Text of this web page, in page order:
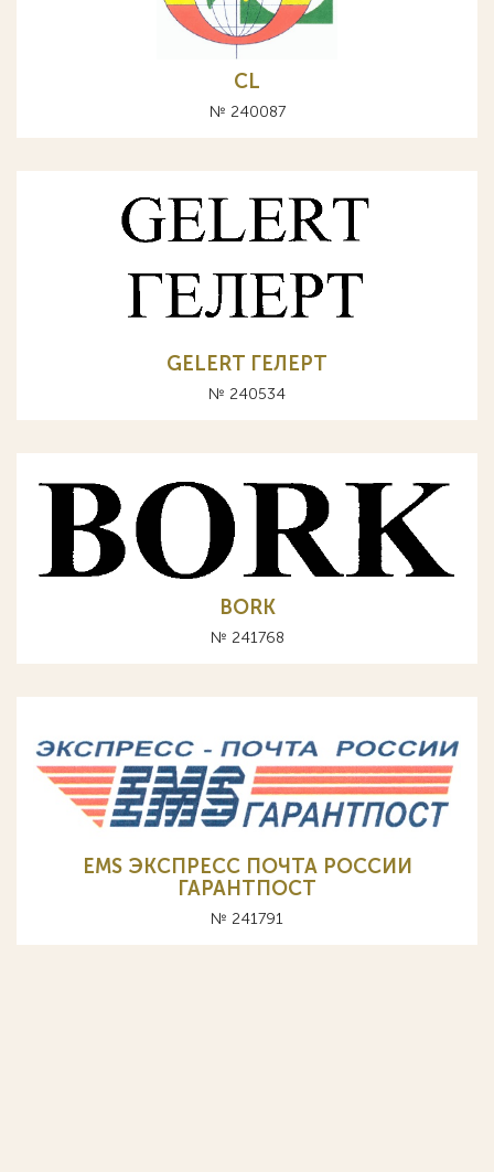
CL
№ 240087
GELERT ГЕЛЕРТ
№ 240534
BORK
№ 241768
EMS ЭКСПРЕСС ПОЧТА РОССИИ
ГАРАНТПОСТ
№ 241791